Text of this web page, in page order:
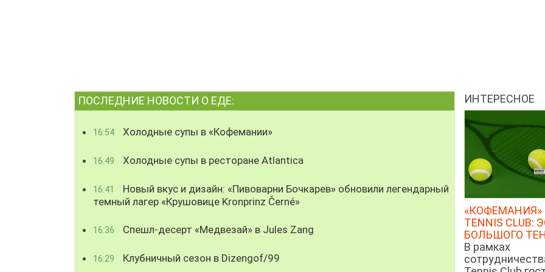
ПОСЛЕДНИЕ НОВОСТИ О ЕДЕ:
16:54 Холодные супы в «Кофемании»
16:49 Холодные супы в ресторане Atlantica
16:41
Новый вкус и дизайн: «Пивоварни Бочкарев» обновили легендарный
темный лагер «Крушовице Kronprinz Černé»
16:36 Спешл-десерт «Медвезай» в Jules Zang
16:29 Клубничный сезон в Dizengof/99
ИНТЕРЕСНОЕ
«КОФЕМАНИЯ»
TENNIS CLUB:
БОЛЬШОГО
В рамках